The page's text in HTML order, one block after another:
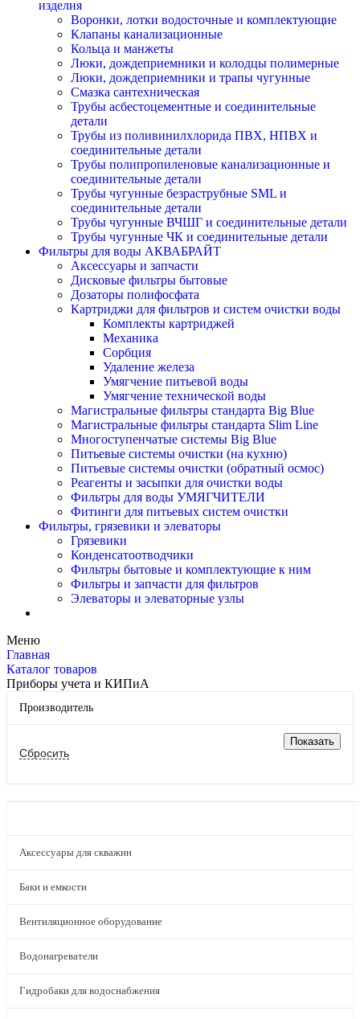
изделия
Воронки, лотки водосточные и комплектующие
Клапаны канализационные
Кольца и манжеты
Люки, дождеприемники и колодцы полимерные
Люки, дождеприемники и трапы чугунные
Смазка сантехническая
Трубы асбестоцементные и соединительные
детали
Трубы из поливинилхлорида ПВХ, НПВХ и
соединительные детали
Трубы полипропиленовые канализационные и
соединительные детали
Трубы чугунные безраструбные SML и
соединительные детали
Трубы чугунные ВЧШГ и соединительные детали
Трубы чугунные ЧК и соединительные детали
Фильтры для воды АКВАБРАЙТ
Аксессуары и запчасти
Дисковые фильтры бытовые
Дозаторы полифосфата
Картриджи для фильтров и систем очистки воды
Комплекты картриджей
Механика
Сорбция
Удаление железа
Умягчение питьевой воды
Умягчение технической воды
Магистральные фильтры стандарта Big Blue
Магистральные фильтры стандарта Slim Line
Многоступенчатые системы Big Blue
Питьевые системы очистки (на кухню)
Питьевые системы очистки (обратный осмос)
Реагенты и засыпки для очистки воды
Фильтры для воды УМЯГЧИТЕЛИ
Фитинги для питьевых систем очистки
Фильтры, грязевики и элеваторы
Грязевики
Конденсатоотводчики
Фильтры бытовые и комплектующие к ним
Фильтры и запчасти для фильтров
Элеваторы и элеваторные узлы
Меню
Главная
Каталог товаров
Приборы учета и КИПиА
Производитель
Аксессуары для скважин
Баки и емкости
Вентиляционное оборудование
Водонагреватели
Гидробаки для водоснабжения